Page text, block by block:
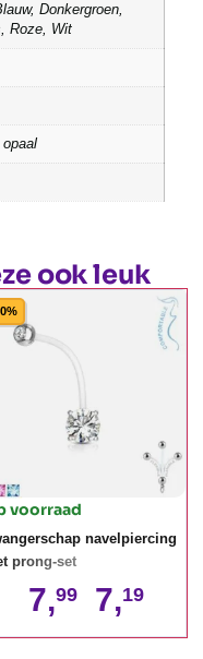
Donkergroen,
Roze, Wit
ook leuk
voorraad
navelpiercing
prong-set
7,99 7,19